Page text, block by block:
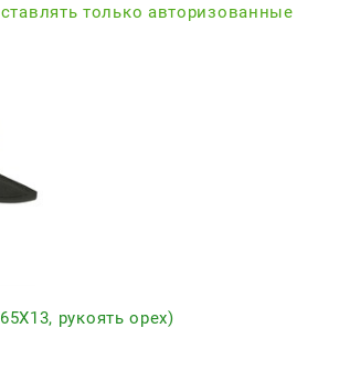
только авторизованные
рукоять орех)